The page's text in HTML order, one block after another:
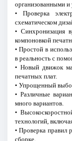
организованными
• Проверка
схематическом
• Синхронизация
компоновкой
• Простой в
в реальность с
• Новый движок
печатных плат.
• Упрощенный
• Различные
много вариантов.
•
технологий,
• Проверка правил
сборке.